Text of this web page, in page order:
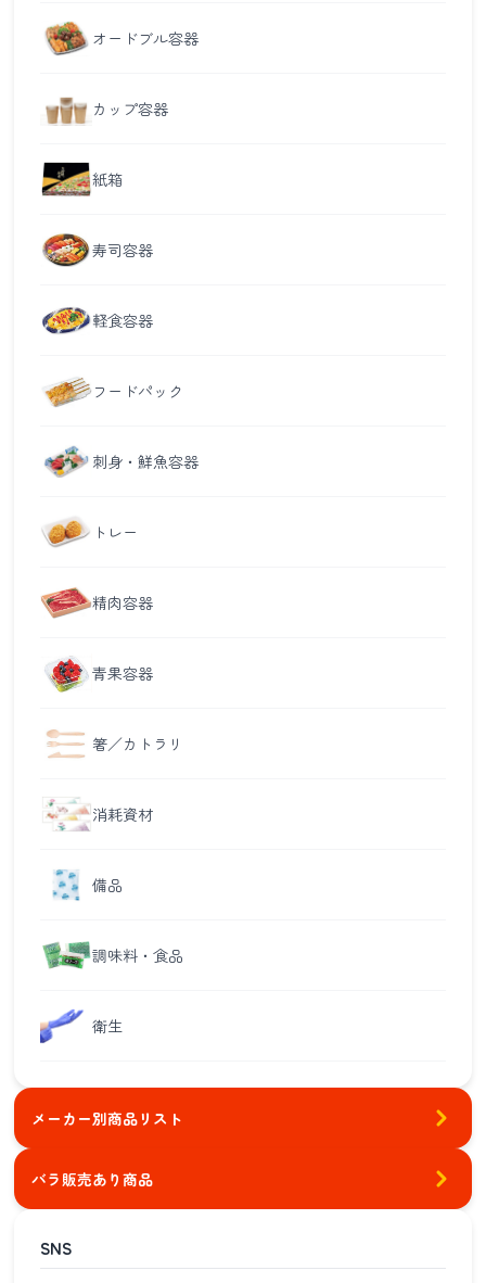
オードブル容器
カップ容器
紙箱
寿司容器
軽食容器
フードパック
刺身・鮮魚容器
トレー
精肉容器
青果容器
箸／カトラリ
消耗資材
備品
調味料・食品
衛生
メーカー別商品リスト
バラ販売あり商品
SNS